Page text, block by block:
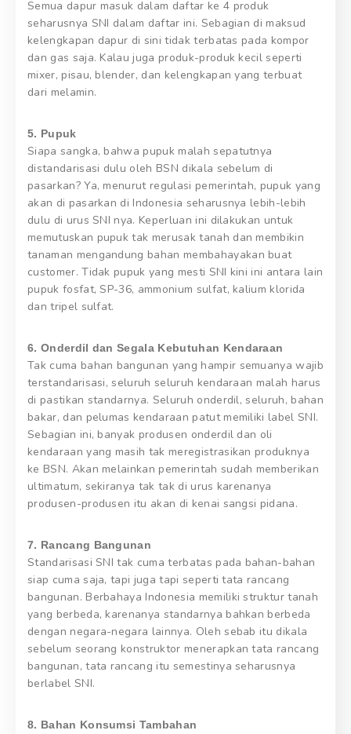
Semua dapur masuk dalam daftar ke 4 produk
seharusnya SNI dalam daftar ini. Sebagian di maksud
kelengkapan dapur di sini tidak terbatas pada kompor
dan gas saja. Kalau juga produk-produk kecil seperti
mixer, pisau, blender, dan kelengkapan yang terbuat
dari melamin.
5. Pupuk
Siapa sangka, bahwa pupuk malah sepatutnya
distandarisasi dulu oleh BSN dikala sebelum di
pasarkan? Ya, menurut regulasi pemerintah, pupuk yang
akan di pasarkan di Indonesia seharusnya lebih-lebih
dulu di urus SNI nya. Keperluan ini dilakukan untuk
memutuskan pupuk tak merusak tanah dan membikin
tanaman mengandung bahan membahayakan buat
customer. Tidak pupuk yang mesti SNI kini ini antara lain
pupuk fosfat, SP-36, ammonium sulfat, kalium klorida
dan tripel sulfat.
6. Onderdil dan Segala Kebutuhan Kendaraan
Tak cuma bahan bangunan yang hampir semuanya wajib
terstandarisasi, seluruh seluruh kendaraan malah harus
di pastikan standarnya. Seluruh onderdil, seluruh, bahan
bakar, dan pelumas kendaraan patut memiliki label SNI.
Sebagian ini, banyak produsen onderdil dan oli
kendaraan yang masih tak meregistrasikan produknya
ke BSN. Akan melainkan pemerintah sudah memberikan
ultimatum, sekiranya tak tak di urus karenanya
produsen-produsen itu akan di kenai sangsi pidana.
7. Rancang Bangunan
Standarisasi SNI tak cuma terbatas pada bahan-bahan
siap cuma saja, tapi juga tapi seperti tata rancang
bangunan. Berbahaya Indonesia memiliki struktur tanah
yang berbeda, karenanya standarnya bahkan berbeda
dengan negara-negara lainnya. Oleh sebab itu dikala
sebelum seorang konstruktor menerapkan tata rancang
bangunan, tata rancang itu semestinya seharusnya
berlabel SNI.
8. Bahan Konsumsi Tambahan